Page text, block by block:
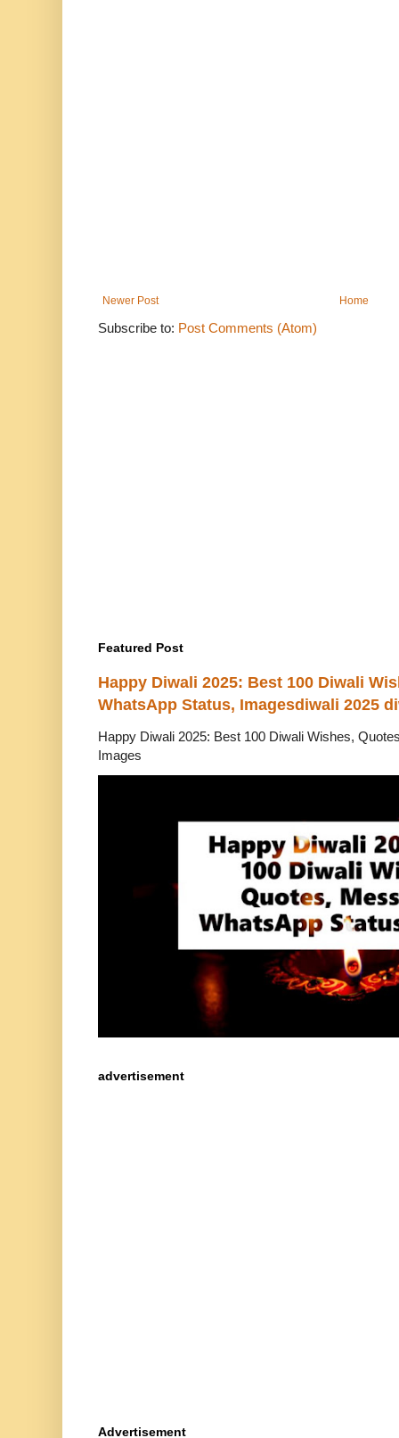
Newer Post Home
Subscribe to: Post Comments (Atom)
Featured Post
Happy Diwali 2025: Best 100 Diwali
WhatsApp Status, Imagesdiwali 2025
Happy Diwali 2025: Best 100 Diwali Wishes,
Images
advertisement
Advertisement